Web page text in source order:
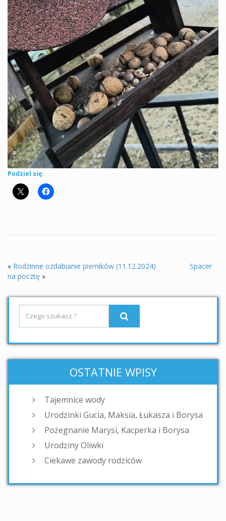
Podziel się:
« Rodzinne ozdabianie pierników (11.12.2024)
Spacer
na pocztę »
OSTATNIE WPISY
Tajemnice wody
Urodzinki Gucia, Maksia, Łukasza i Borysa
Pożegnanie Marysi, Kacperka i Borysa
Urodziny Oliwki
Ciekawe zawody rodziców